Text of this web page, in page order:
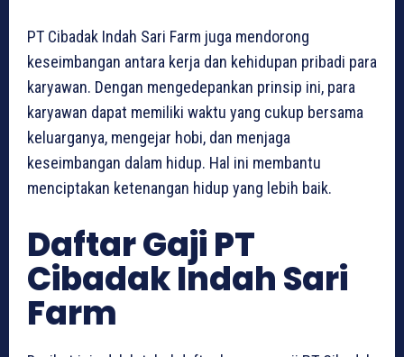
PT Cibadak Indah Sari Farm juga mendorong
keseimbangan antara kerja dan kehidupan pribadi para
karyawan. Dengan mengedepankan prinsip ini, para
karyawan dapat memiliki waktu yang cukup bersama
keluarganya, mengejar hobi, dan menjaga
keseimbangan dalam hidup. Hal ini membantu
menciptakan ketenangan hidup yang lebih baik.
Daftar Gaji PT
Cibadak Indah Sari
Farm